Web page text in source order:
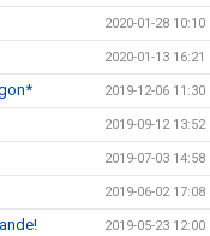
2020-01-28 10:10
2020-01-13 16:21
2019-12-06 11:30
2019-09-12 13:52
2019-07-03 14:58
2019-06-02 17:08
2019-05-23 12:00